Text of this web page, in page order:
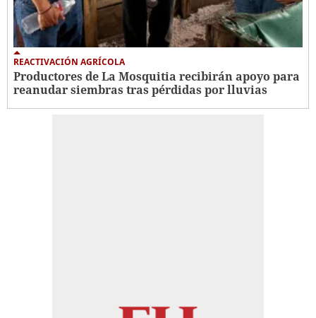
REACTIVACIÓN AGRÍCOLA
Productores de La Mosquitia recibirán apoyo para
reanudar siembras tras pérdidas por lluvias